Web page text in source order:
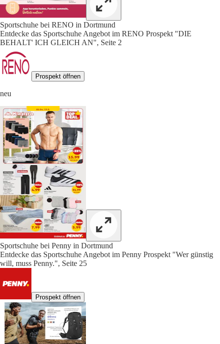
Sportschuhe bei RENO in Dortmund
Entdecke das Sportschuhe Angebot im RENO Prospekt "DIE
BEHALT' ICH GLEICH AN", Seite 2
Prospekt öffnen
neu
Sportschuhe bei Penny in Dortmund
Entdecke das Sportschuhe Angebot im Penny Prospekt "Wer günstig
will, muss Penny.", Seite 25
Prospekt öffnen